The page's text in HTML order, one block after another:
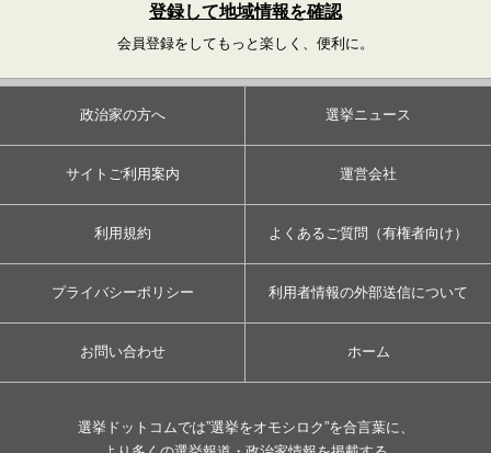
登録して地域情報を確認
会員登録をしてもっと楽しく、便利に。
政治家の方へ 選挙ニュース
サイトご利用案内 運営会社
利用規約 よくあるご質問（有権者向け）
プライバシーポリシー 利用者情報の外部送信について
お問い合わせ ホーム
選挙ドットコムでは”選挙をオモシロク”を合言葉に、